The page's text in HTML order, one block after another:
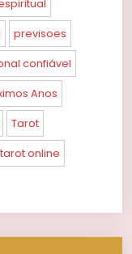
previsoes
confiável
Anos
Tarot
tarot online